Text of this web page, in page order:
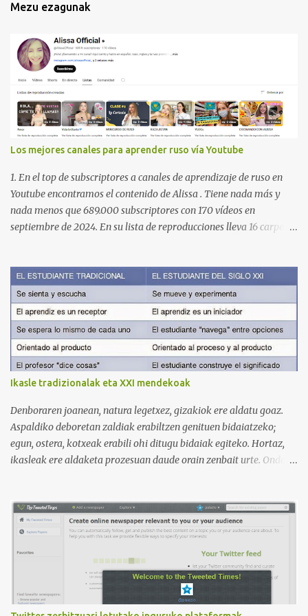
Mezu ezagunak
Los mejores canales para aprender ruso vía Youtube
1. En el top de subscriptores a canales de aprendizaje de ruso en
Youtube encontramos el contenido de Alissa . Tiene nada más y
nada menos que 689.000 subscriptores con 170 vídeos en
septiembre de 2024. En su lista de reproducciones lleva 16 carpetas
de Anastasia G . con 224.000 subscriptores y 97 vídeos en
septiembre de 2024. Anastasia tiene una lista de reproducción
muy bien estructurada para aprender gramática, lectura,
pronunciación, etc. https://www.youtube.com/@AnaG88/playlists
3. Otro de los canales con más usuarios y contenido es el de
Victoria, que lleva por nombre: Aprende con Victoria . El canal
tiene 120 mil subscriptores (septiembre de 2024) con muchísimos
para aprender los diferentes campos en los que podemos dividir un
curso de idiomas: gramática, verbos, vocabulario etc. h...
Ikasle tradizionalak eta XXI mendekoak
Denboraren joanean, natura legetxez, gizakiok ere aldatu goaz.
Aspaldiko deboretan zaldiak erabiltzen genituen bidaiatzeko;
egun, ostera, kotxeak erabili ohi ditugu bidaiak egiteko. Hortaz,
ikasleak ere aldaketa prozesuan daude orain zenbait urte. Ondoko
Ikusi diferentziak eta ausnartu irudiari so eginez.